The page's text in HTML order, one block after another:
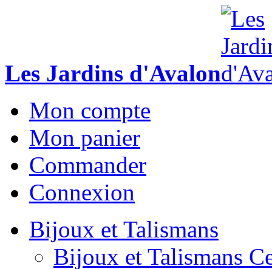
Les Jardins d'Avalon
Mon compte
Mon panier
Commander
Connexion
Bijoux et Talismans
Bijoux et Talismans